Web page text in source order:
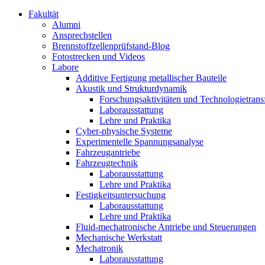
Fakultät
Alumni
Ansprechstellen
Brennstoffzellenprüfstand-Blog
Fotostrecken und Videos
Labore
Additive Fertigung metallischer Bauteile
Akustik und Strukturdynamik
Forschungsaktivitäten und
Laborausstattung
Lehre und Praktika
Cyber-physische Systeme
Experimentelle Spannungsanalyse
Fahrzeugantriebe
Fahrzeugtechnik
Laborausstattung
Lehre und Praktika
Festigkeitsuntersuchung
Laborausstattung
Lehre und Praktika
Fluid-mechatronische Antriebe und Steuerungen
Mechanische Werkstatt
Mechatronik
Laborausstattung